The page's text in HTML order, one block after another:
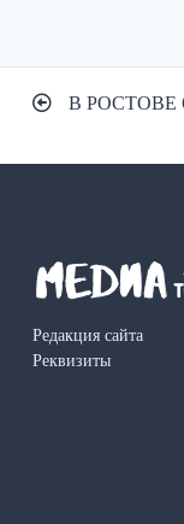
Навигация
записям
В
Редакция сайта
Реквизиты